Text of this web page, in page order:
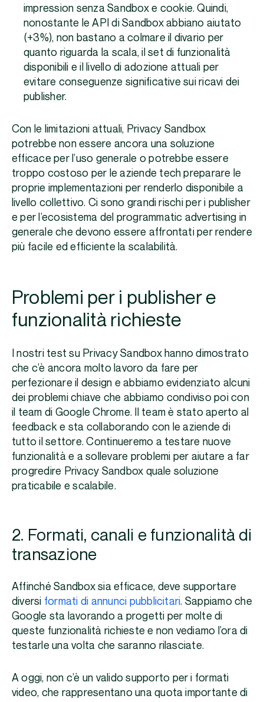
impression senza Sandbox e cookie. Quindi,
nonostante le API di Sandbox abbiano aiutato
(+3%), non bastano a colmare il divario per
quanto riguarda la scala, il set di funzionalità
disponibili e il livello di adozione attuali per
evitare conseguenze significative sui ricavi dei
publisher.
Con le limitazioni attuali, Privacy Sandbox
potrebbe non essere ancora una soluzione
efficace per l’uso generale o potrebbe essere
troppo costoso per le aziende tech preparare le
proprie implementazioni per renderlo disponibile a
livello collettivo. Ci sono grandi rischi per i publisher
e per l’ecosistema del programmatic advertising in
generale che devono essere affrontati per rendere
più facile ed efficiente la scalabilità.
Problemi per i publisher e
funzionalità richieste
I nostri test su Privacy Sandbox hanno dimostrato
che c’è ancora molto lavoro da fare per
perfezionare il design e abbiamo evidenziato alcuni
dei problemi chiave che abbiamo condiviso poi con
il team di Google Chrome. Il team è stato aperto al
feedback e sta collaborando con le aziende di
tutto il settore. Continueremo a testare nuove
funzionalità e a sollevare problemi per aiutare a far
progredire Privacy Sandbox quale soluzione
praticabile e scalabile.
2. Formati, canali e funzionalità di
transazione
Affinché Sandbox sia efficace, deve supportare
diversi formati di annunci pubblicitari. Sappiamo che
Google sta lavorando a progetti per molte di
queste funzionalità richieste e non vediamo l’ora di
testarle una volta che saranno rilasciate.
A oggi, non c’è un valido supporto per i formati
video, che rappresentano una quota importante di